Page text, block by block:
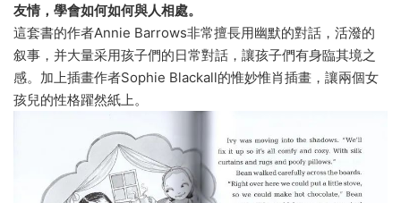
友情，學會如何如何與人相處。
這套書的作者Annie Barrows非常擅長用幽默的對話，活潑的
叙事，并大量采用孩子們的日常對話，讓孩子們有身臨其境之
感。加上插畫作者Sophie Blackall的惟妙惟肖插畫，讓兩個女
孩兒的性格躍然紙上。